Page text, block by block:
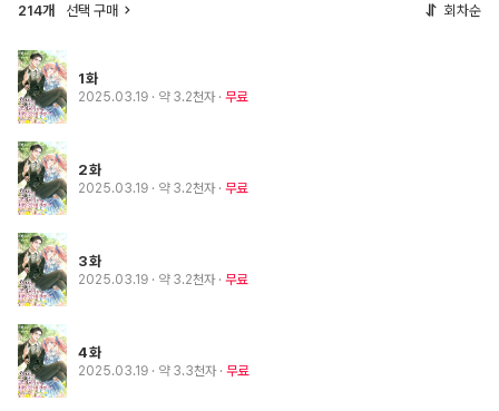
214개 선택 구매 회차순
1화
2025.03.19 · 약 3.2천자 무료
2화
2025.03.19 · 약 3.2천자 무료
3화
2025.03.19 · 약 3.2천자 무료
4화
2025.03.19 · 약 3.3천자 무료